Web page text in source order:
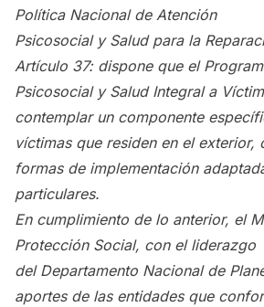
Política Nacional de Atención
Psicosocial y Salud para la
Artículo 37: dispone que el
Psicosocial y Salud Integral a
contemplar un componente
víctimas que residen en el exterior,
formas de implementación
particulares.
En cumplimiento de lo anterior, el
Protección Social, con el liderazgo
del Departamento Nacional de
aportes de las entidades que